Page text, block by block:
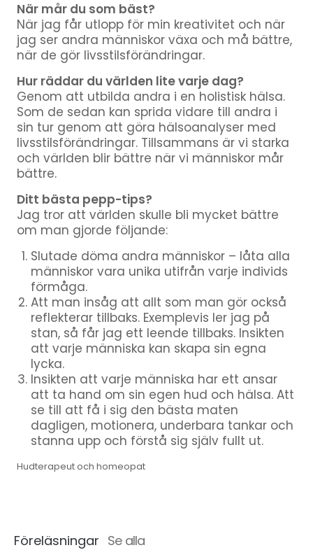
När mår du som bäst?
När jag får utlopp för min kreativitet och när
jag ser andra människor växa och må bättre,
när de gör livsstilsförändringar.
Hur räddar du världen lite varje dag?
Genom att utbilda andra i en holistisk hälsa.
Som de sedan kan sprida vidare till andra i
sin tur genom att göra hälsoanalyser med
livsstilsförändringar. Tillsammans är vi starka
och världen blir bättre när vi människor mår
bättre.
Ditt bästa pepp-tips?
Jag tror att världen skulle bli mycket bättre
om man gjorde följande:
Slutade döma andra människor – låta alla
människor vara unika utifrån varje individs
förmåga.
Att man insåg att allt som man gör också
reflekterar tillbaks. Exemplevis ler jag på
stan, så får jag ett leende tillbaks. Insikten
att varje människa kan skapa sin egna
lycka.
Insikten att varje människa har ett ansar
att ta hand om sin egen hud och hälsa. Att
se till att få i sig den bästa maten
dagligen, motionera, underbara tankar och
stanna upp och förstå sig själv fullt ut.
Hudterapeut och homeopat
Föreläsningar Se alla